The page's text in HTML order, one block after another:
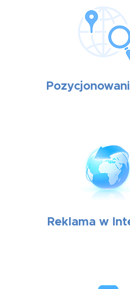
Reklama w